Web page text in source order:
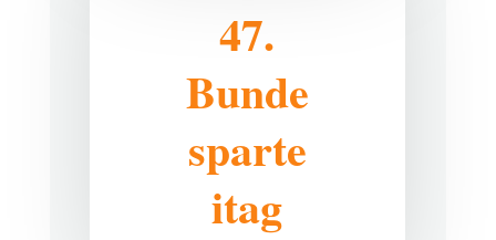
47.
Bunde
sparte
itag